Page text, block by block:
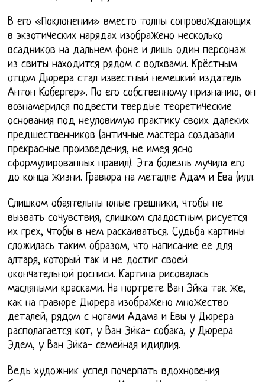
В его «Поклонении» вместо толпы сопровождающих
в экзотических нарядах изображено несколько
всадников на дальнем фоне и лишь один персонаж
из свиты находится рядом с волхвами. Крёстным
отцом Дюрера стал известный немецкий издатель
Антон Кобергер». По его собственному признанию, он
вознамерился подвести твердые теоретические
основания под неуловимую практику своих далеких
предшественников (античные мастера создавали
прекрасные произведения, не имея ясно
сформулированных правил). Эта болезнь мучила его
до конца жизни. Гравюра на металле Адам и Ева (илл.
Слишком обаятельны юные грешники, чтобы не
вызвать сочувствия, слишком сладостным рисуется
их грех, чтобы в нем раскаиваться. Судьба картины
сложилась таким образом, что написание ее для
алтаря, который так и не достиг своей
окончательной росписи. Картина рисовалась
масляными красками. На портрете Ван Эйка так же,
как на гравюре Дюрера изображено множество
деталей, рядом с ногами Адама и Евы у Дюрера
располагается кот, у Ван Эйка- собака, у Дюрера
Эдем, у Ван Эйка- семейная идиллия.
Ведь художник успел почерпать вдохновения